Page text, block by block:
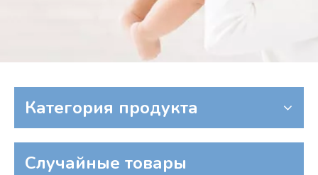
Категория продукта
Случайные товары